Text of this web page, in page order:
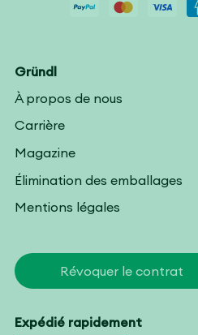
Gründl
À propos de nous
Carrière
Magazine
Élimination des emballages
Mentions légales
Révoquer le contrat
Expédié rapidement